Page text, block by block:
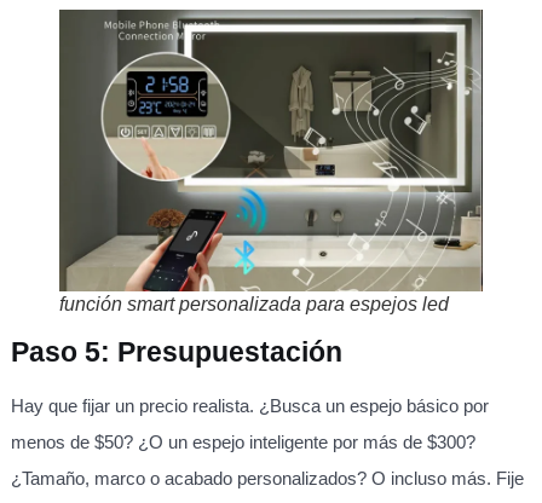
función smart personalizada para espejos led
Paso 5: Presupuestación
Hay que fijar un precio realista. ¿Busca un espejo básico por
menos de $50? ¿O un espejo inteligente por más de $300?
¿Tamaño, marco o acabado personalizados? O incluso más. Fije